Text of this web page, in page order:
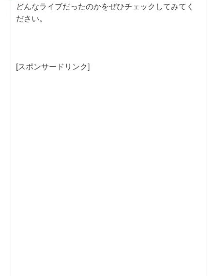
どんなライブだったのかをぜひチェックしてみてく
ださい。
[スポンサードリンク]